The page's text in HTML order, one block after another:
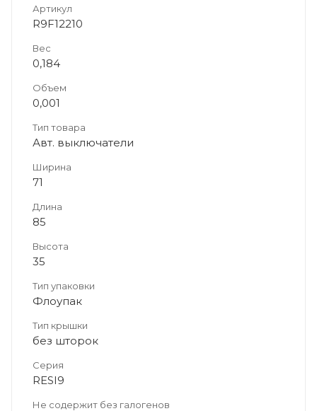
Артикул
R9F12210
Вес
0,184
Объем
0,001
Тип товара
Авт. выключатели
Ширина
71
Длина
85
Высота
35
Тип упаковки
Флоупак
Тип крышки
без шторок
Серия
RESI9
Не содержит без галогенов